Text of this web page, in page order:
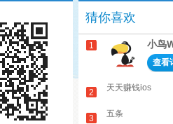
猜你喜欢
1 小鸟
查看
2 天天赚钱ios
3 五条